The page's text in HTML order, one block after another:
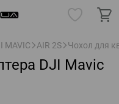
MAVIC AIR 2S Чохол для
DJI Mavic